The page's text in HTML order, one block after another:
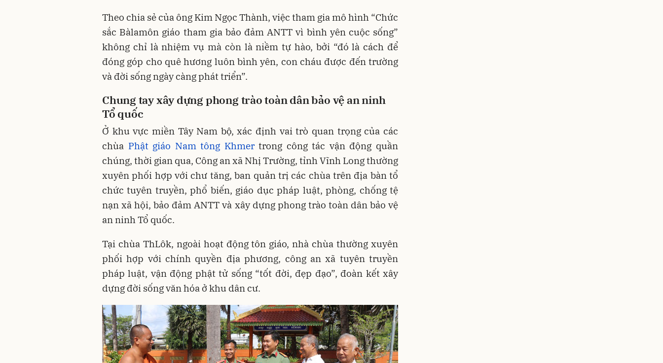
Theo chia sẻ của ông Kim Ngọc Thành, việc tham gia mô hình “Chức
sắc Bàlamôn giáo tham gia bảo đảm ANTT vì bình yên cuộc sống”
không chỉ là nhiệm vụ mà còn là niềm tự hào, bởi “đó là cách để
đóng góp cho quê hương luôn bình yên, con cháu được đến trường
và đời sống ngày càng phát triển”.
Chung tayxây dựng phong trào toàn dân bảo vệ an ninh
Tổ quốc
Ở khu vực miền Tây Nam bộ, xác định vai trò quan trọng của các
chùa Phật giáo Nam tông Khmertrong công tác vận động quần
chúng, thời gian qua, Công an xã Nhị Trường, tỉnh Vĩnh Long thường
xuyên phối hợp với chư tăng, ban quản trị các chùa trên địa bàn tổ
chức tuyên truyền, phổ biến, giáo dục pháp luật, phòng, chống tệ
nạn xã hội, bảo đảm ANTT và xây dựng phong trào toàn dân bảo vệ
an ninh Tổ quốc.
Tại chùa ThLôk, ngoài hoạt động tôn giáo, nhà chùa thường xuyên
phối hợp với chính quyền địa phương, công an xã tuyên truyền
pháp luật, vận động phật tử sống “tốt đời, đẹp đạo”, đoàn kết xây
dựng đời sống văn hóa ở khu dân cư.